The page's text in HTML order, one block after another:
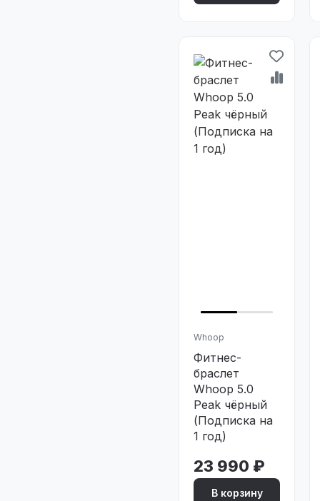
Whoop
Фитнес-
браслет
Whoop 5.0
Peak чёрный
(Подписка на
1 год)
23 990 ₽
В корзину